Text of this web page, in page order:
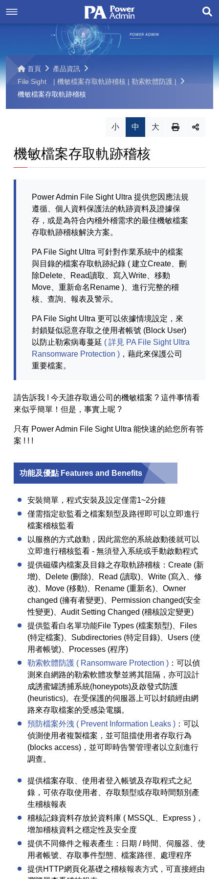
尋
技術通告
產品資訊
Server Monitor
建置
儲存設備監看
功能
File Sight | 機敏檔案存取軌跡稽核 | 勒索軟體防護 |
勒索軟體防護
建置
功能
磁碟監看
產品比較
聯絡我們
網站導覽
首頁
產品資訊
File Sight | 機敏檔案存取軌跡稽核 | 勒索軟體防護 |
機敏檔案存取軌跡稽核
小 中 大
機敏檔案存取軌跡稽核
Power Admin File Sight Ultra 提供您因應法規
遵循、個人資料保護法的軌跡資料及證據保
存，或是為符合內稽外稽需求的最佳機敏檔案
存取軌跡稽核解決方案。
PA File Sight Ultra 可針對作業系統中的檔案
與目錄的檔案存取軌跡紀錄 ( 建立Create、刪
除Delete、Read讀取、寫入Write、移動
Move、重新命名Rename )、進行完整的稽
核、查詢、報表及警示。
PA File Sight Ultra 更可以依據情境設定，來
封鎖疑似惡意存取之使用者帳號 (Block User)
以防止勒索病毒蔓延 ( 詳見 PA File Sight Ultra
Ransomware Protection ) ，藉此來保護公司
重要檔案。
請告訴我 ! 今天誰存取過公司的機敏檔案 ? 這件事情看
來似乎簡單！但是，事實上呢 ?
只有 Power Admin File Sight Ultra 能快速的給您所有答
案 ! ! !
功能及優點 Features and Benefits
安裝簡單，程式安裝及設定僅需1~2分鐘
僅需指定欲監看之檔案類型及路徑即可以立即進行
檔案稽核監看
以服務的方式啟動，因此當您的系統啟動後就可以
立即進行稽核監看 - 無須登入系統或手動啟動程式
提供磁碟內檔案及目錄之存取軌跡稽核：Create (新
增)、Delete (刪除)、Read (讀取)、Write (寫入、修
改)、Move (移動)、Rename (重新名)、Owner
changed (擁有者變更)、Permission changed(安全
性變更)、Audit Setting Changed (稽核設定變更)
提供監看白名單功能File Types (檔案類型)、Files
(特定檔案)、Subdirectories (特定目錄)、Users (使
用者帳號)、Processes (程序)
勒索軟體防護 ( Ransomware Protection ) ：可以偵
測來自網路的勒索軟體攻擊並將其阻隔，亦可設計
成誘蜜罐誘捕系統(honeypots)及啟發式防護
(heuristics)。在受保護的伺服器上可以封鎖經由網
路來存取檔案的受感染電腦。
預防檔案外洩 ( Prevent Information Leaks ) ：可以
偵測使用者複製檔案，並可阻擋使用者存取行為
(blocks access)，並可即時告警管理者以立刻進行
調查。
提供檔案存取、使用者登入帳號及存取程式之紀
錄，可依存取使用者、存取類型或存取時間類別產
生稽核報表
稽核記錄資料存放於資料庫 ( MSSQL、Express )，
增加稽核資料之穩定性及安全度
提供不同條件之報表產生：日期 / 時間、伺服器、使
用者帳號、存取事件型態、檔案路徑、處理程序
提供HTTP網頁化基礎之稽核報表方式，可直接經由